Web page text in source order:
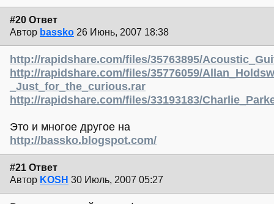
#20 Ответ
Автор bassko 26 Июнь, 2007 18:38
http://rapidshare.com/files/35763895/
http://rapidshare.com/files/35776059/
_Just_for_the_curious.rar
http://rapidshare.com/files/33193183/
Это и многое другое на
http://bassko.blogspot.com/
#21 Ответ
Автор KOSH 30 Июль, 2007 05:27